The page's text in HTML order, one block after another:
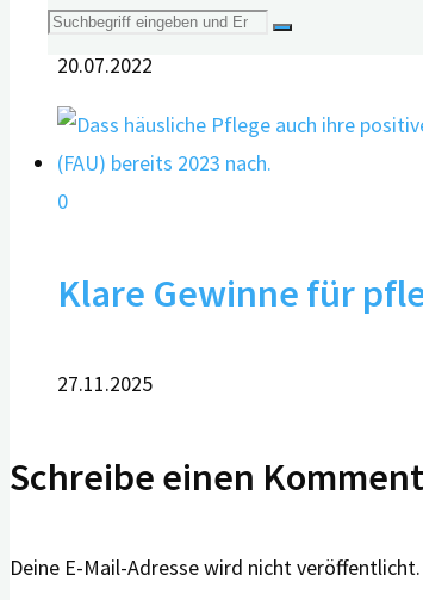
Suche
20.07.2022
0
Klare Gewinne für
27.11.2025
Schreibe einen
Deine E-Mail-Adresse wird nicht veröffentlicht.